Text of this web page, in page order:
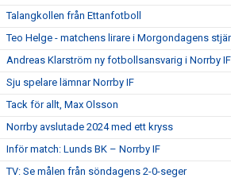
Talangkollen från Ettanfotboll
Teo Helge - matchens lirare i Morgondagens
Andreas Klarström ny fotbollsansvarig i Norrby IF
Sju spelare lämnar Norrby IF
Tack för allt, Max Olsson
Norrby avslutade 2024 med ett kryss
Inför match: Lunds BK – Norrby IF
TV: Se målen från söndagens 2-0-seger